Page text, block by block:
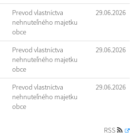
Prevod vlastníctva
nehnuteľného majetku
obce
29.06.2026
Prevod vlastníctva
nehnuteľného majetku
obce
29.06.2026
Prevod vlastníctva
nehnuteľného majetku
obce
29.06.2026
RSS